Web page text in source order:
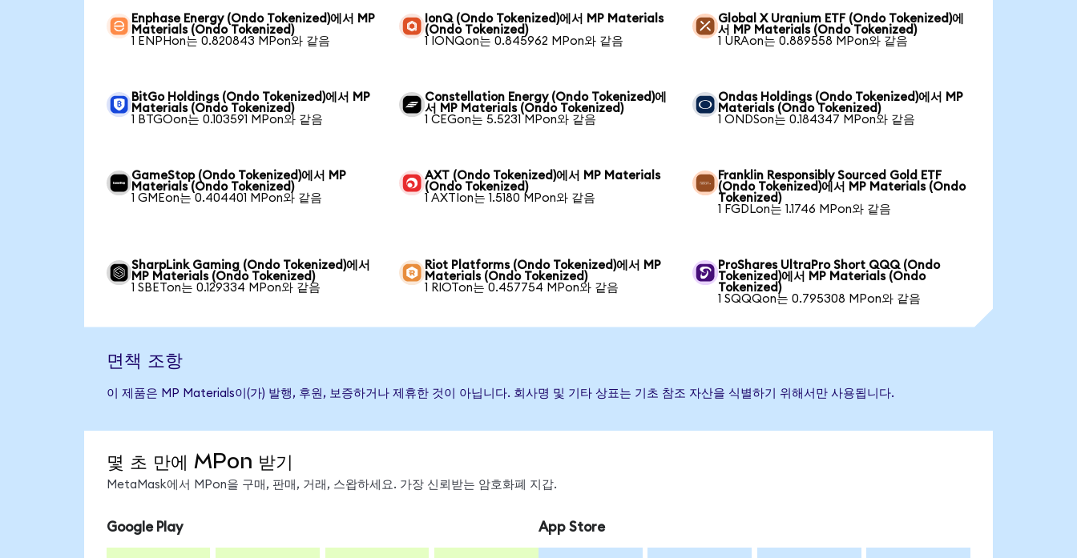
Enphase Energy (Ondo Tokenized)에서 MP
Materials (Ondo Tokenized)
1 ENPHon는 0.820843 MPon와 같음
IonQ (Ondo Tokenized)에서 MP Materials
(Ondo Tokenized)
1 IONQon는 0.845962 MPon와 같음
Global X Uranium ETF (Ondo Tokenized)에
서 MP Materials (Ondo Tokenized)
1 URAon는 0.889558 MPon와 같음
BitGo Holdings (Ondo Tokenized)에서 MP
Materials (Ondo Tokenized)
1 BTGOon는 0.103591 MPon와 같음
Constellation Energy (Ondo Tokenized)에
서 MP Materials (Ondo Tokenized)
1 CEGon는 5.5231 MPon와 같음
Ondas Holdings (Ondo Tokenized)에서 MP
Materials (Ondo Tokenized)
1 ONDSon는 0.184347 MPon와 같음
GameStop (Ondo Tokenized)에서 MP
Materials (Ondo Tokenized)
1 GMEon는 0.404401 MPon와 같음
AXT (Ondo Tokenized)에서 MP Materials
(Ondo Tokenized)
1 AXTIon는 1.5180 MPon와 같음
Franklin Responsibly Sourced Gold ETF
(Ondo Tokenized)에서 MP Materials (Ondo
Tokenized)
1 FGDLon는 1.1746 MPon와 같음
SharpLink Gaming (Ondo Tokenized)에서
MP Materials (Ondo Tokenized)
1 SBETon는 0.129334 MPon와 같음
Riot Platforms (Ondo Tokenized)에서 MP
Materials (Ondo Tokenized)
1 RIOTon는 0.457754 MPon와 같음
ProShares UltraPro Short QQQ (Ondo
Tokenized)에서 MP Materials (Ondo
Tokenized)
1 SQQQon는 0.795308 MPon와 같음
면책 조항
이 제품은 MP Materials이(가) 발행, 후원, 보증하거나 제휴한 것이 아닙니다. 회사명 및 기타 상표는 기초 참조 자산을 식별하기 위해서만 사용됩니다.
몇 초 만에 MPon 받기
MetaMask에서 MPon을 구매, 판매, 거래, 스왑하세요. 가장 신뢰받는 암호화폐 지갑.
Google Play App Store